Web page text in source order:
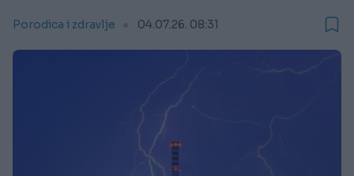
Porodica i zdravlje 04.07.26. 08:31